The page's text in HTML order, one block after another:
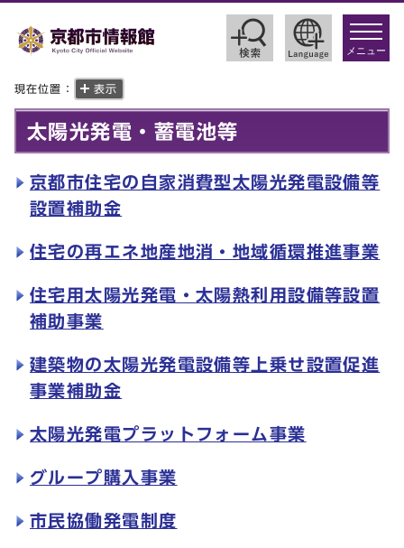
toggle
メニュー
現在位置： 表示
太陽光発電・蓄電池等
京都市住宅の自家消費型太陽光発電設備等
設置補助金
住宅の再エネ地産地消・地域循環推進事業
住宅用太陽光発電・太陽熱利用設備等設置
補助事業
建築物の太陽光発電設備等上乗せ設置促進
事業補助金
太陽光発電プラットフォーム事業
グループ購入事業
市民協働発電制度